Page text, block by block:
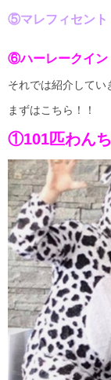
⑤マレフィセント
⑥ハーレークイン
それでは紹介して
まずはこちら！！
①101匹わん